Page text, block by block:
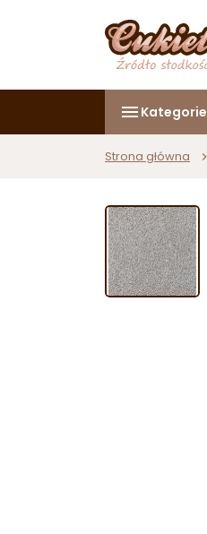
Kategorie
Strona główna